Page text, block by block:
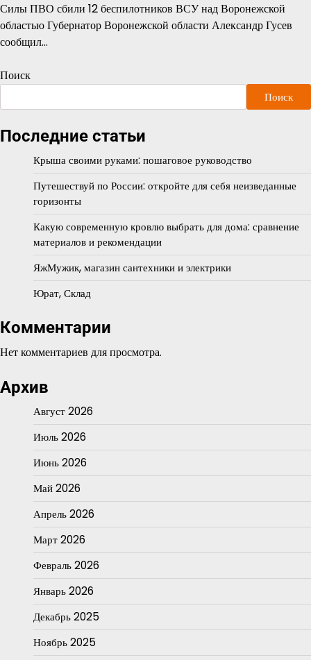
Силы ПВО сбили 12 беспилотников ВСУ над Воронежской
областью Губернатор Воронежской области Александр Гусев
сообщил…
Поиск
Поиск
Последние статьи
Крыша своими руками: пошаговое руководство
Путешествуй по России: откройте для себя неизведанные
горизонты
Какую современную кровлю выбрать для дома: сравнение
материалов и рекомендации
ЯжМужик, магазин сантехники и электрики
Юрат, Склад
Комментарии
Нет комментариев для просмотра.
Архив
Август 2026
Июль 2026
Июнь 2026
Май 2026
Апрель 2026
Март 2026
Февраль 2026
Январь 2026
Декабрь 2025
Ноябрь 2025